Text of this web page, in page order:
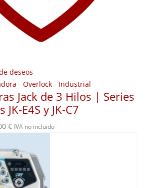
deseos
- Overlock - Industrial
Jack de 3 Hilos | Series
E4S y JK-C7
€Rango
precios:
desde
815,00 €
hasta
IVA no incluido